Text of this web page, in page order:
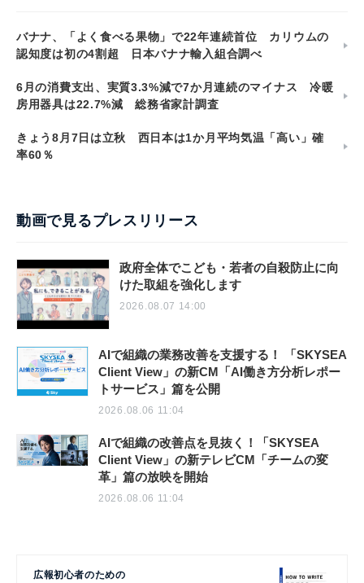
バナナ、「よく食べる果物」で22年連続首位 カリウムの
認知度は初の4割超 日本バナナ輸入組合調べ
6月の消費支出、実質3.3%減で7か月連続のマイナス 冷暖
房用器具は22.7%減 総務省家計調査
きょう8月7日は立秋 西日本は1か月平均気温「高い」確
率60％
動画で見るプレスリリース
政府全体でこども・若者の自殺防止に向
けた取組を強化します
2026.08.07 14:00
AIで組織の業務改善を支援する！ 「SKYSEA
Client View」の新CM「AI働き方分析レポー
トサービス」篇を公開
2026.08.06 11:04
AIで組織の改善点を見抜く！「SKYSEA
Client View」の新テレビCM「チームの変
革」篇の放映を開始
2026.08.06 11:04
広報初心者のための